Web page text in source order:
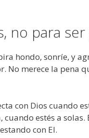
no para
hondo, sonríe, y
merece la pena
con Dios cuando
estés a solas.
con El.